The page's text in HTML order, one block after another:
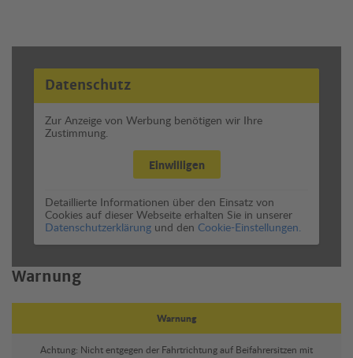
Datenschutz
Zur Anzeige von Werbung benötigen wir Ihre
Zustimmung.
Einwilligen
Detaillierte Informationen über den Einsatz von
Cookies auf dieser Webseite erhalten Sie in unserer
Datenschutzerklärung und den Cookie-Einstellungen.
Warnung
Warnung
Achtung: Nicht entgegen der Fahrtrichtung auf Beifahrersitzen mit